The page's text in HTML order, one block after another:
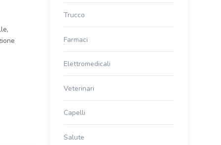
Trucco
Farmaci
Elettromedicali
Veterinari
Capelli
Salute